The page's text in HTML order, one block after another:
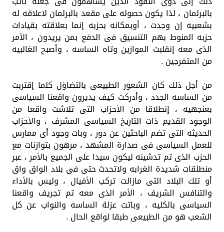
بالبرلمان ، لذا يكون حصوله على مقعد بالبرلمان لاعلاقه له
بشعبيه إن وجدت ، أوبمكانه بحزبه إنما بعلاقته بقيادات
حزبه المنوط بهم التنسيق فى الدفع بمن يريدون ، الأمر
الذى معه إنقلبت الموازين وتاه الساسه ، وأصبح الغالبيه
من المتفرجين .
من أجل ذلك كان الشعور الطبيعى بالتضاؤل كلما إقتربت
من الساسه الجدد ، وأدركت كيف يديرون واقعنا السياسى
بعنجهيه ، إنطلاقا من الأحزاب التى تلاشت واقعا من
الوجود القديم ذات التاريخ السياسى المشرف ، والأحزاب
الحديثه التى تضم الباحثين عن دور ، وبات وجود أى ممارس
للعمل السياسى فى صدارة المشهد ، مرهون بتوازنات مع
الحزب الذى تم تدشينه ليكون سيدا على الجميع بالأمر ، عبر
منطلقات شديدة الغرابه ولاتحدث حتى فى بلاد الواق واق
أو تلك البلاد التى مازالت تركب الأفيال ، وليس بالأداء
والتنافس الشريف ، الأمر الذى معه تم تجريف واقعنا
السياسى بالكليه ، وباتت عزلة الساسه والنواب عن كل
الشعب هو من الطبيعى طبقا لواقع الحال .